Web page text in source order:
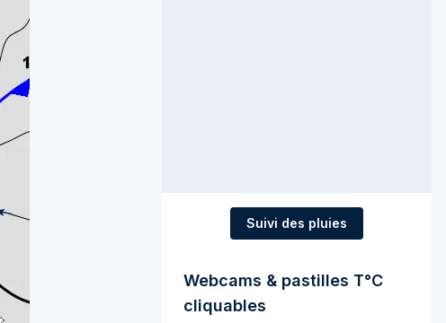
Suivi des pluies
Webcams & pastilles T°C
cliquables